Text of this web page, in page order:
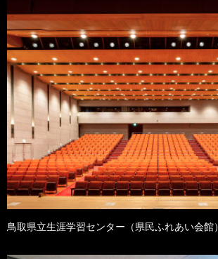
鳥取県立生涯学習センター（県民ふれあい会館）